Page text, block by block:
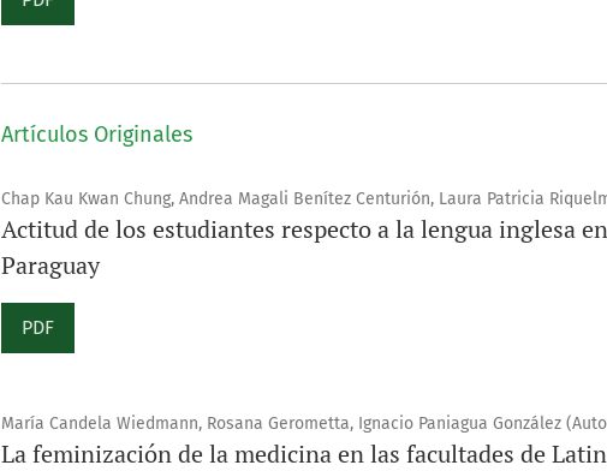
Artículos Originales
Chap Kau Kwan Chung, Andrea Magali Benítez Centurión, Laura Patricia
Actitud de los estudiantes respecto a la lengua inglesa
Paraguay
PDF
María Candela Wiedmann, Rosana Gerometta, Ignacio Paniagua González
La feminización de la medicina en las facultades de